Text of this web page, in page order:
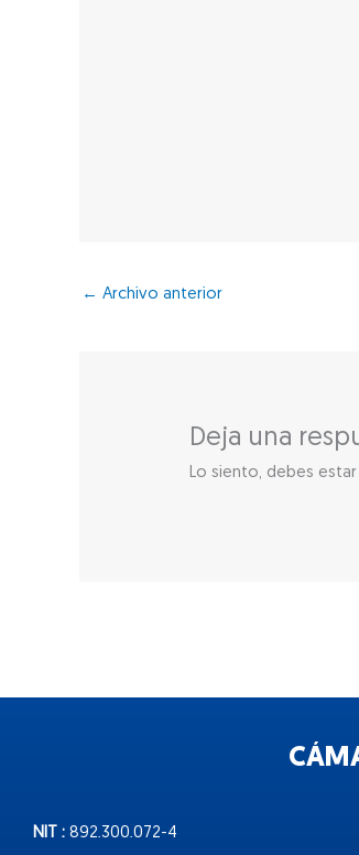
← Archivo anterior
Deja una
Lo siento, debes
NIT : 892.300.072-4